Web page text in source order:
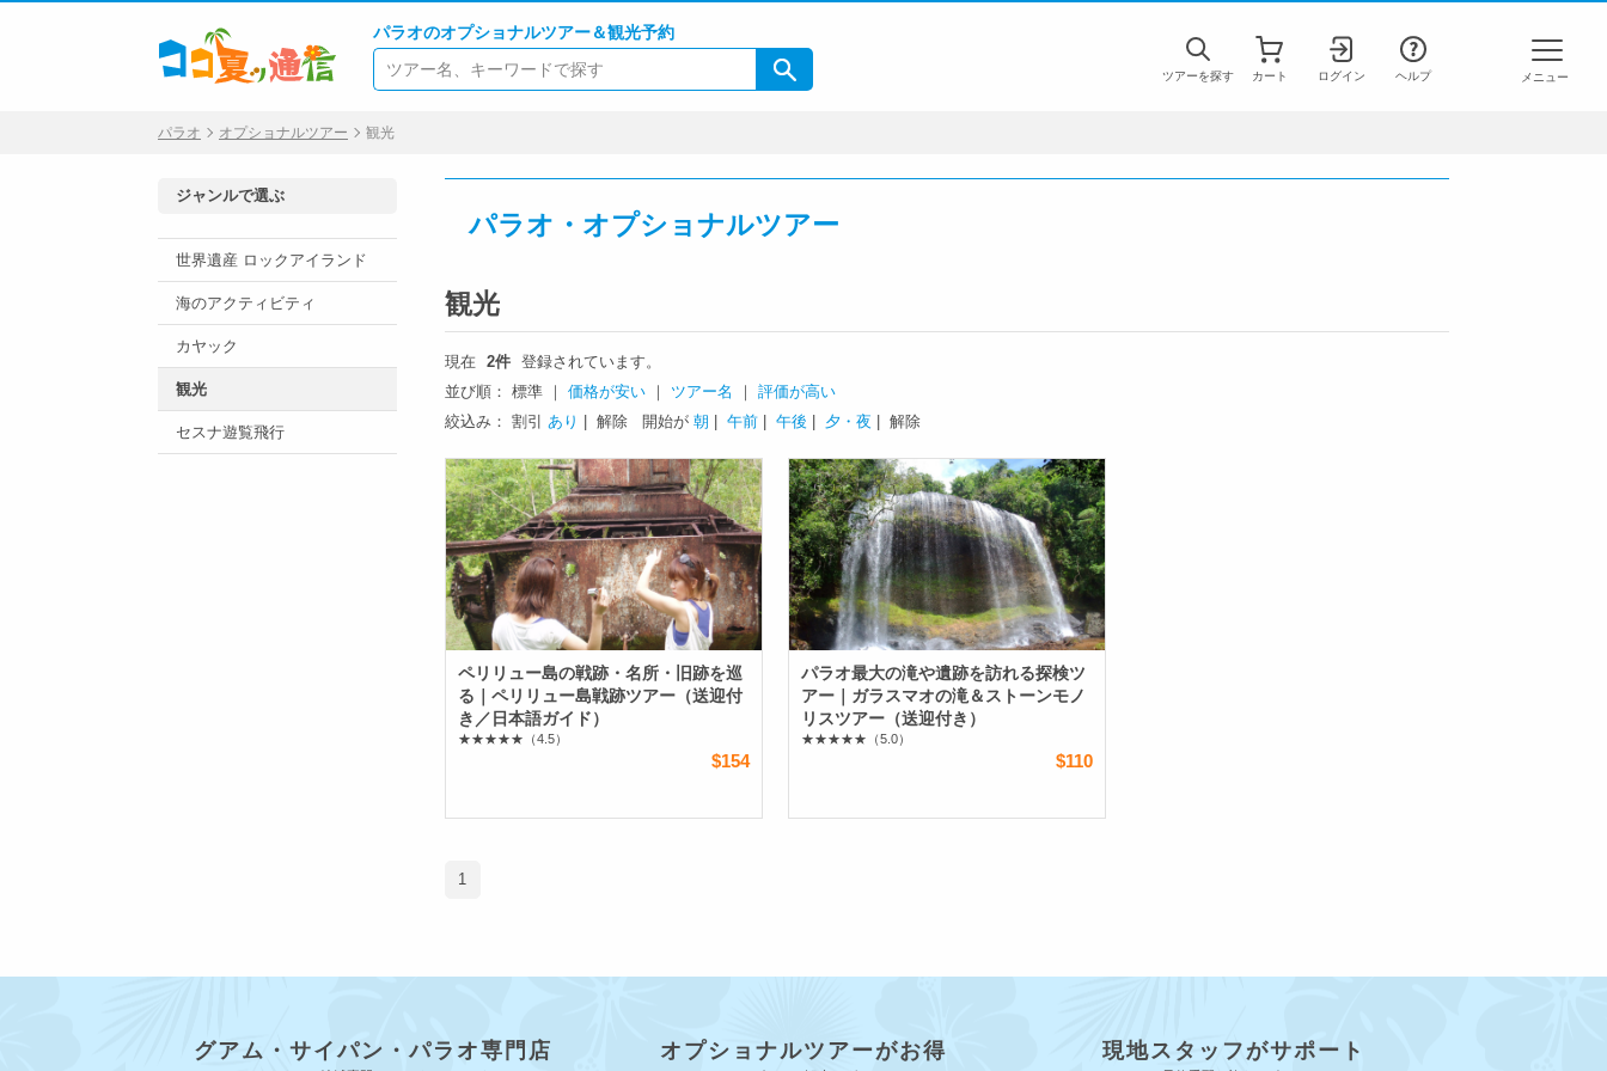
パラオのオプショナルツアー＆観光予約
ツアーを探す カート ログイン ヘルプ
パラオ オプショナルツアー 観光
パラオ・オプショナルツアー
観光
現在 2件 登録されています。
並び順： 標準 ｜ 価格が安い ｜ ツアー名 ｜ 評価が高い
絞込み： 割引 あり | 解除 開始が 朝 午前 午後 夕・夜 | 解除
ペリリュー島の戦跡・名所・旧跡を巡
る｜ペリリュー島戦跡ツアー（送迎付
き／日本語ガイド）
★★★★★ （4.5）
$154
パラオ最大の滝や遺跡を訪れる探検ツ
アー｜ガラスマオの滝＆ストーンモノ
リスツアー（送迎付き）
★★★★★ （5.0）
$110
1
ジャンルで選ぶ
世界遺産 ロックアイランド
海のアクティビティ
カヤック
観光
セスナ遊覧飛行
グアム・サイパン・パラオ専門店 オプショナルツアーがお得 現地スタッフがサポート
メニュー